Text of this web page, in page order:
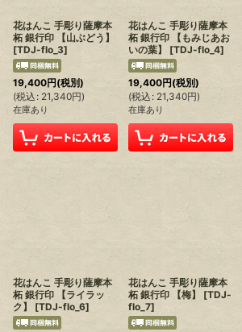
花はんこ 手彫り薩摩本
柘 銀行印 【山ぶどう】
[TDJ-flo_3]
19,400円(税別)
(税込 : 21,340円)
在庫あり
花はんこ 手彫り薩摩本
柘 銀行印 【もみじあお
いの葉】
[TDJ-flo_4]
19,400円(税別)
(税込 : 21,340円)
在庫あり
花はんこ 手彫り薩摩本
柘 銀行印 【ライラッ
ク】
[TDJ-flo_6]
花はんこ 手彫り薩摩本
柘 銀行印 【梅】
[TDJ-
flo_7]